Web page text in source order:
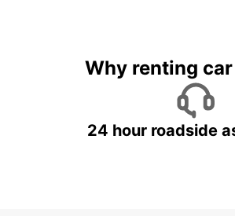
Why renting
24 hour roadside